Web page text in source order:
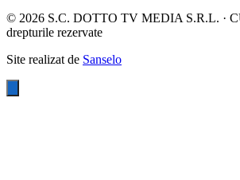
© 2026 S.C. DOTTO TV MEDIA S.R.L. ·
drepturile rezervate
Site realizat de Sanselo